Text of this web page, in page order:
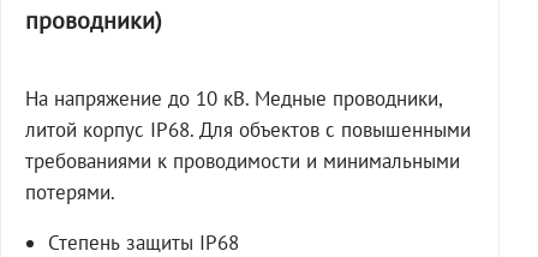
проводники)
На напряжение до 10 кВ. Медные проводники,
литой корпус IP68. Для объектов с повышенными
требованиями к проводимости и минимальными
потерями.
Степень защиты IP68